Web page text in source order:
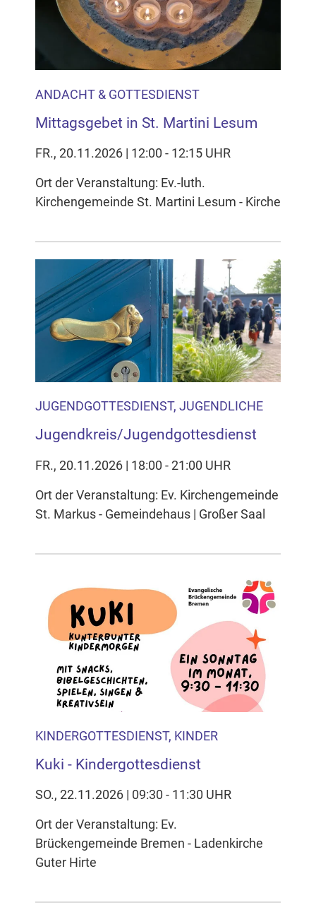
ANDACHT & GOTTESDIENST
Mittagsgebet in St. Martini Lesum
FR., 20.11.2026 | 12:00 - 12:15 UHR
Ort der Veranstaltung: Ev.-luth.
Kirchengemeinde St. Martini Lesum - Kirche
JUGENDGOTTESDIENST, JUGENDLICHE
Jugendkreis/Jugendgottesdienst
FR., 20.11.2026 | 18:00 - 21:00 UHR
Ort der Veranstaltung: Ev. Kirchengemeinde
St. Markus - Gemeindehaus | Großer Saal
KINDERGOTTESDIENST, KINDER
Kuki - Kindergottesdienst
SO., 22.11.2026 | 09:30 - 11:30 UHR
Ort der Veranstaltung: Ev.
Brückengemeinde Bremen - Ladenkirche
Guter Hirte